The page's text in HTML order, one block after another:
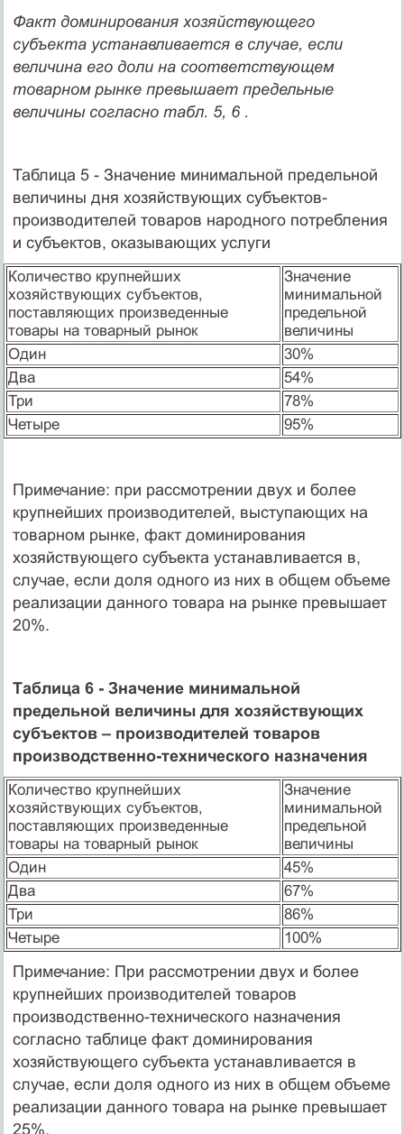
Факт доминирования хозяйствующего
субъекта устанавливается в случае, если
величина его доли на соответствующем
товарном рынке превышает предельные
величины согласно табл. 5, 6 .
Таблица 5 - Значение минимальной предельной
величины дня хозяйствующих субъектов-
производителей товаров народного потребления
и субъектов, оказывающих услуги
Количество крупнейших
хозяйствующих субъектов,
поставляющих произведенные
товары на товарный рынок
Значение
минимальной
предельной
величины
Один
30%
Два
54%
Три
78%
Четыре
95%
Примечание: при рассмотрении двух и более
крупнейших производителей, выступающих на
товарном рынке, факт доминирования
хозяйствующего субъекта устанавливается в,
случае, если доля одного из них в общем объеме
реализации данного товара на рынке превышает
20%.
Таблица 6 - Значение минимальной
предельной величины для хозяйствующих
субъектов – производителей товаров
производственно-технического назначения
Количество крупнейших
хозяйствующих субъектов,
поставляющих произведенные
товары на товарный рынок
Значение
минимальной
предельной
величины
Один
45%
Два
67%
Три
86%
Четыре
100%
Примечание: При рассмотрении двух и более
крупнейших производителей товаров
производственно-технического назначения
согласно таблице факт доминирования
хозяйствующего субъекта устанавливается в
случае, если доля одного из них в общем объеме
реализации данного товара на рынке превышает
25%.